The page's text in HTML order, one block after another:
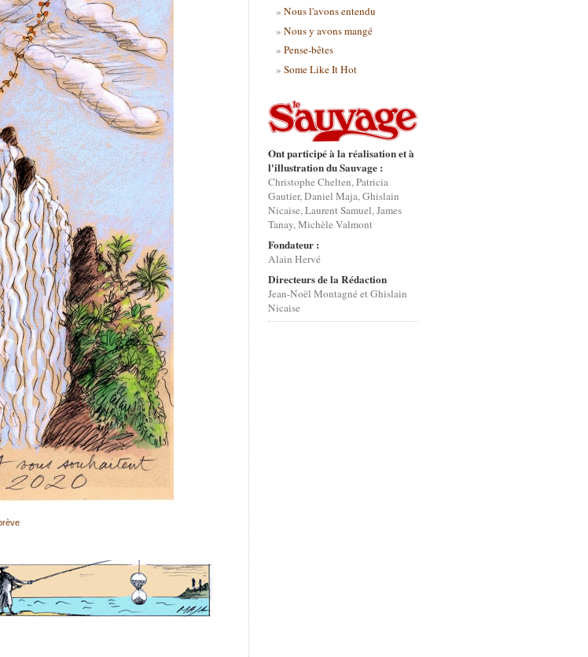
Nous l'avons entendu
Nous y avons mangé
Pense-bêtes
Some Like It Hot
Ont participé à la réalisation et à
l'illustration du Sauvage :
Christophe Chelten, Patricia
Gautier, Daniel Maja, Ghislain
Nicaise, Laurent Samuel, James
Tanay, Michèle Valmont
Fondateur :
Alain Hervé
Directeurs de la Rédaction
Jean-Noël Montagné et Ghislain
Nicaise